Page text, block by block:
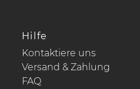
Hilfe
Kontaktiere uns
Versand & Zahlung
FAQ